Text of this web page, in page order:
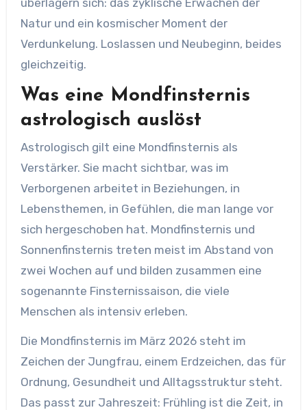
Natur und ein kosmischer Moment der
Verdunkelung. Loslassen und Neubeginn, beides
gleichzeitig.
Was eine Mondfinsternis
astrologisch auslöst
Astrologisch gilt eine Mondfinsternis als
Verstärker. Sie macht sichtbar, was im
Verborgenen arbeitet in Beziehungen, in
Lebensthemen, in Gefühlen, die man lange vor
sich hergeschoben hat. Mondfinsternis und
Sonnenfinsternis treten meist im Abstand von
zwei Wochen auf und bilden zusammen eine
sogenannte Finsternissaison, die viele
Menschen als intensiv erleben.
Die Mondfinsternis im März 2026 steht im
Zeichen der Jungfrau, einem Erdzeichen, das für
Ordnung, Gesundheit und Alltagsstruktur steht.
Das passt zur Jahreszeit: Frühling ist die Zeit, in